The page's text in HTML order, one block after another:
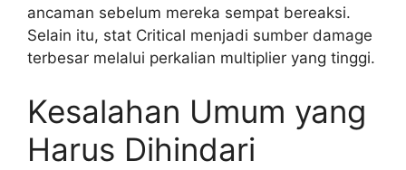
ancaman sebelum mereka sempat bereaksi.
Selain itu, stat Critical menjadi sumber damage
terbesar melalui perkalian multiplier yang tinggi.
Kesalahan Umum yang
Harus Dihindari